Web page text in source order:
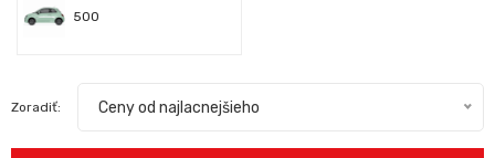
500
Zoradiť: Ceny od najlacnejšieho